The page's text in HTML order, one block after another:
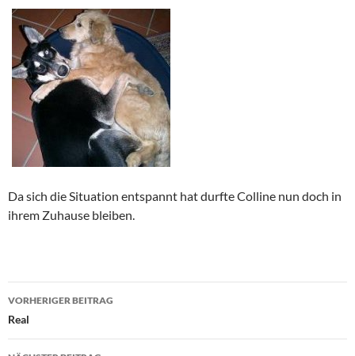
Da sich die Situation entspannt hat durfte Colline nun doch in
ihrem Zuhause bleiben.
Beitragsnavigation
VORHERIGER BEITRAG
Real